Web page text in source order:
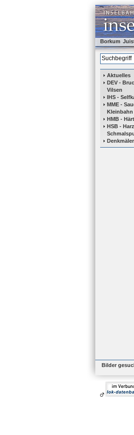
Borkum
Aktuelles
DEV -
Vilsen
IHS -
MME -
Kleinbahn
HMB -
HSB -
Bilder